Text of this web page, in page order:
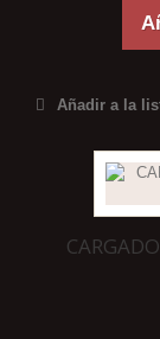
Añadir a la